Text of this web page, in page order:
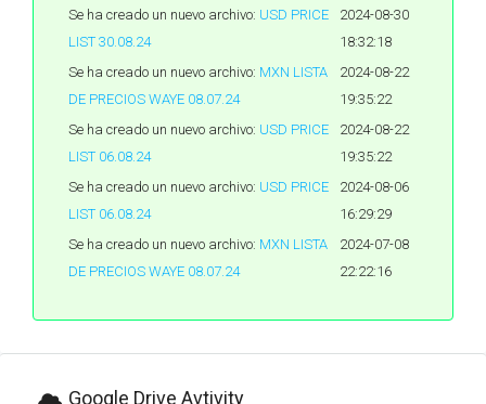
Se ha creado un nuevo archivo: USD PRICE
LIST 30.08.24
2024-08-30
18:32:18
Se ha creado un nuevo archivo: MXN LISTA
DE PRECIOS WAYE 08.07.24
2024-08-22
19:35:22
Se ha creado un nuevo archivo: USD PRICE
LIST 06.08.24
2024-08-22
19:35:22
Se ha creado un nuevo archivo: USD PRICE
LIST 06.08.24
2024-08-06
16:29:29
Se ha creado un nuevo archivo: MXN LISTA
DE PRECIOS WAYE 08.07.24
2024-07-08
22:22:16
Google Drive Avtivity